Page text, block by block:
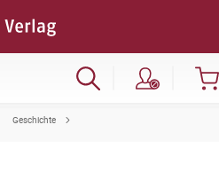
Geschichte